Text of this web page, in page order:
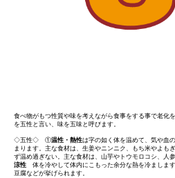
食べ物がもつ性質や味を考えながら食事をする事で老化
を五性と言い、味を五味と呼びます。
◇五性◇ ①温性・熱性は字の如く体を温めて、気や血
まります。主な食材は、生姜やニンニク、もち米や
ず温め過ぎない。主な食材は、山芋やトウモロコシ、
涼性 体を冷やして体内にこもった余分な熱を冷ましま
豆腐などが挙げられます。